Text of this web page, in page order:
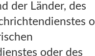
der Länder, des
oder des